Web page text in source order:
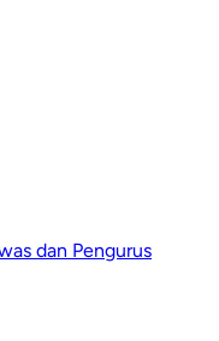
dan Pengurus